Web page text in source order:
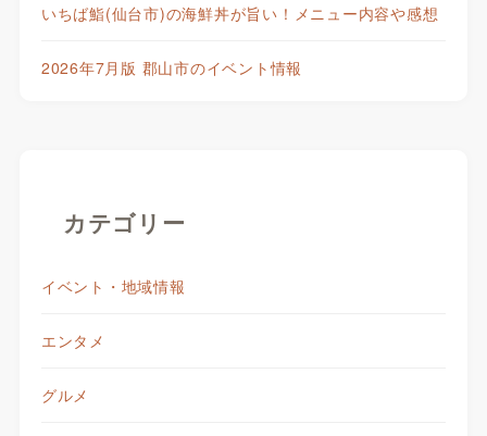
いちば鮨(仙台市)の海鮮丼が旨い！メニュー内容や感想
2026年7月版 郡山市のイベント情報
カテゴリー
イベント・地域情報
エンタメ
グルメ